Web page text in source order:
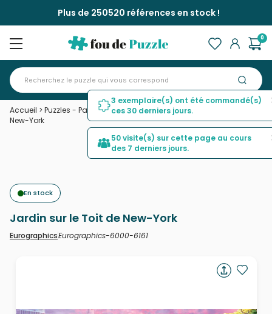
Plus de 250520 références en stock !
0
Accueil > Puzzles - Pays : Etats-Unis et Canada>Jardin sur le Toit de
New-York
En stock
Jardin sur le Toit de New-York
EurographicsEurographics-6000-6161
3 exemplaire(s) ont été commandé(s)
ces 30 derniers jours.
50 visite(s) sur cette page au cours
des 7 derniers jours.